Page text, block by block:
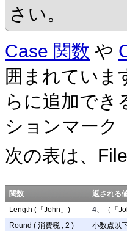
さい。
Case 関数 や
囲まれていま
らに追加でき
ションマーク
次の表は、
関数
返される
Length (「John」)
4、（「
Round ( 消費税 , 2 )
小数点以